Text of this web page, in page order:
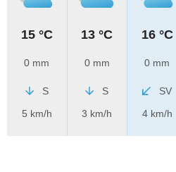
15 °C
0 mm
S
5 km/h
13 °C
0 mm
S
3 km/h
16 °C
0 mm
SV
4 km/h